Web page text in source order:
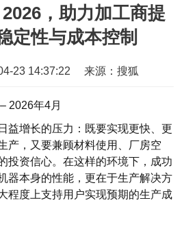
，助力加工商提
定性与成本控制
23 14:37:22 来源：搜狐
2026年4月
益增长的压力：既要实现更快、更
产，又要兼顾材料使用、厂房空
投资信心。在这样的环境下，成功
器本身的性能，更在于生产解决方
程度上支持用户实现预期的生产成